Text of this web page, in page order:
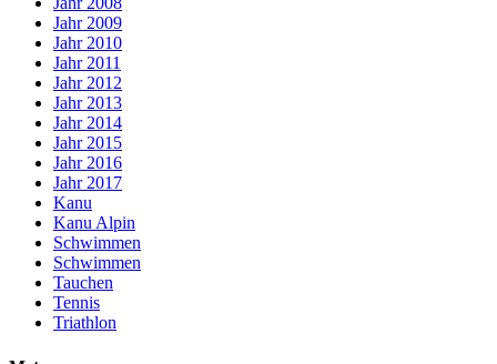
Jahr 2009
Jahr 2010
Jahr 2011
Jahr 2012
Jahr 2013
Jahr 2014
Jahr 2015
Jahr 2016
Jahr 2017
Kanu
Kanu Alpin
Schwimmen
Schwimmen
Tauchen
Tennis
Triathlon